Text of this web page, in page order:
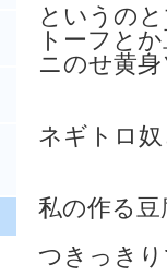
というの
トーフと
ニのせ黄
ネギトロ
私の作る
つきっき